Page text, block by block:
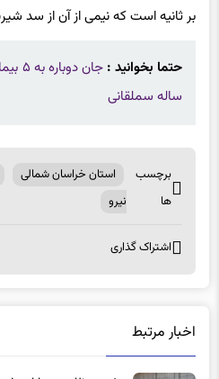
بر ثانیه است که نیمی از آن از سد
حتما بخوانید :
ساله سملقانی
برچسب
ها
استان خراسان شمالی
نیرو
اشتراک گذاری
اخبار مرتبط